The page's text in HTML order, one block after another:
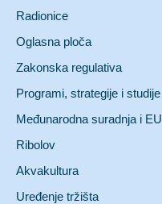
Radionice
Oglasna ploča
Zakonska regulativa
Programi, strategije i studije
Međunarodna suradnja i EU
Ribolov
Akvakultura
Uređenje tržišta